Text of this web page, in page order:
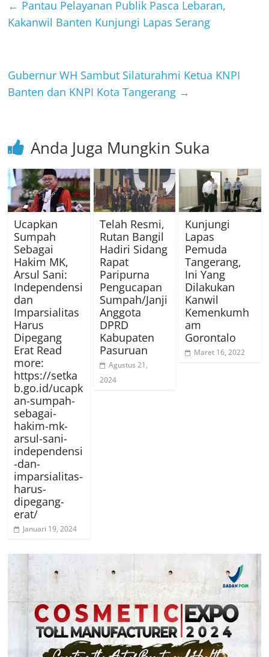
← Pantau Pelayanan Publik Pasca Lebaran,
Kakanwil Banten Kunjungi Lapas Serang
Gubernur WH Sambut Silaturahmi Ketua KNPI
Banten dan KNPI Kota Tangerang →
Anda Juga Mungkin Suka
Ucapkan
Sumpah
Sebagai
Hakim MK,
Arsul Sani:
Independensi
dan
Imparsialitas
Harus
Dipegang
Erat Read
more:
https://setka
b.go.id/ucapk
an-sumpah-
sebagai-
hakim-mk-
arsul-sani-
independensi
-dan-
imparsialitas-
harus-
dipegang-
erat/
Januari 19, 2024
Telah Resmi,
Rutan Bangil
Hadiri Sidang
Rapat
Paripurna
Pengucapan
Sumpah/Janji
Anggota
DPRD
Kabupaten
Pasuruan
Agustus 21,
2024
Kunjungi
Lapas
Pemuda
Tangerang,
Ini Yang
Dilakukan
Kanwil
Kemenkumh
am
Gorontalo
Maret 16, 2022